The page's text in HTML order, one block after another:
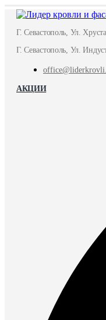
Г. Севастополь, Ул.
Г. Севастополь, Ул.
АКЦИИ